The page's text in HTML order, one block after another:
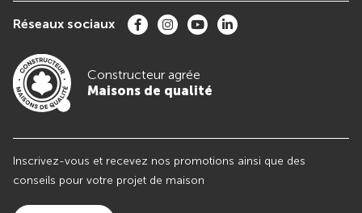
Réseaux sociaux
Constructeur agrée
Maisons de qualité
Inscrivez-vous et recevez nos promotions ainsi que des
conseils pour votre projet de maison